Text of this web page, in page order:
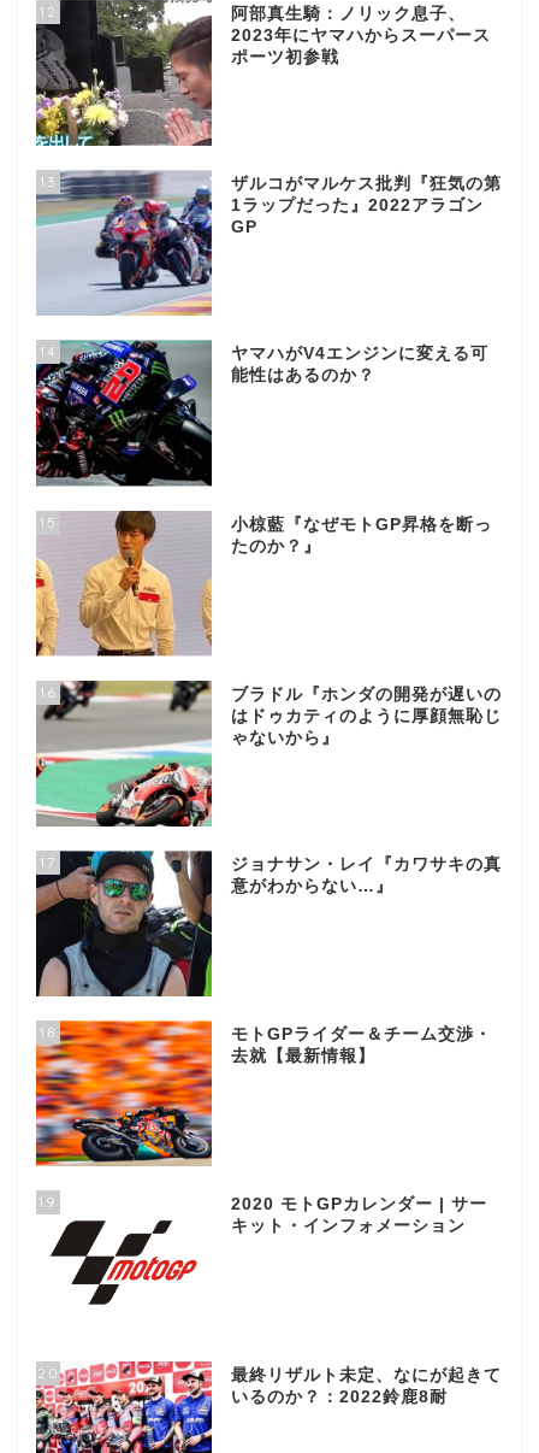
12
阿部真生騎：ノリック息子、
2023年にヤマハからスーパース
ポーツ初参戦
13
ザルコがマルケス批判『狂気の第
1ラップだった』2022アラゴン
GP
14
ヤマハがV4エンジンに変える可
能性はあるのか？
15
小椋藍『なぜモトGP昇格を断っ
たのか？』
16
ブラドル『ホンダの開発が遅いの
はドゥカティのように厚顔無恥じ
ゃないから』
17
ジョナサン・レイ『カワサキの真
意がわからない…』
18
モトGPライダー＆チーム交渉・
去就【最新情報】
19
2020 モトGPカレンダー | サー
キット・インフォメーション
20
最終リザルト未定、なにが起きて
いるのか？：2022鈴鹿8耐